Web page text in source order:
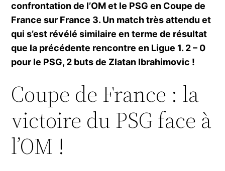
confrontation de l’OM et le PSG en Coupe de
France sur France 3. Un match très attendu et
qui s’est révélé similaire en terme de résultat
que la précédente rencontre en Ligue 1. 2 – 0
pour le PSG, 2 buts de Zlatan Ibrahimovic !
Coupe de France : la
victoire du PSG face à
l’OM !